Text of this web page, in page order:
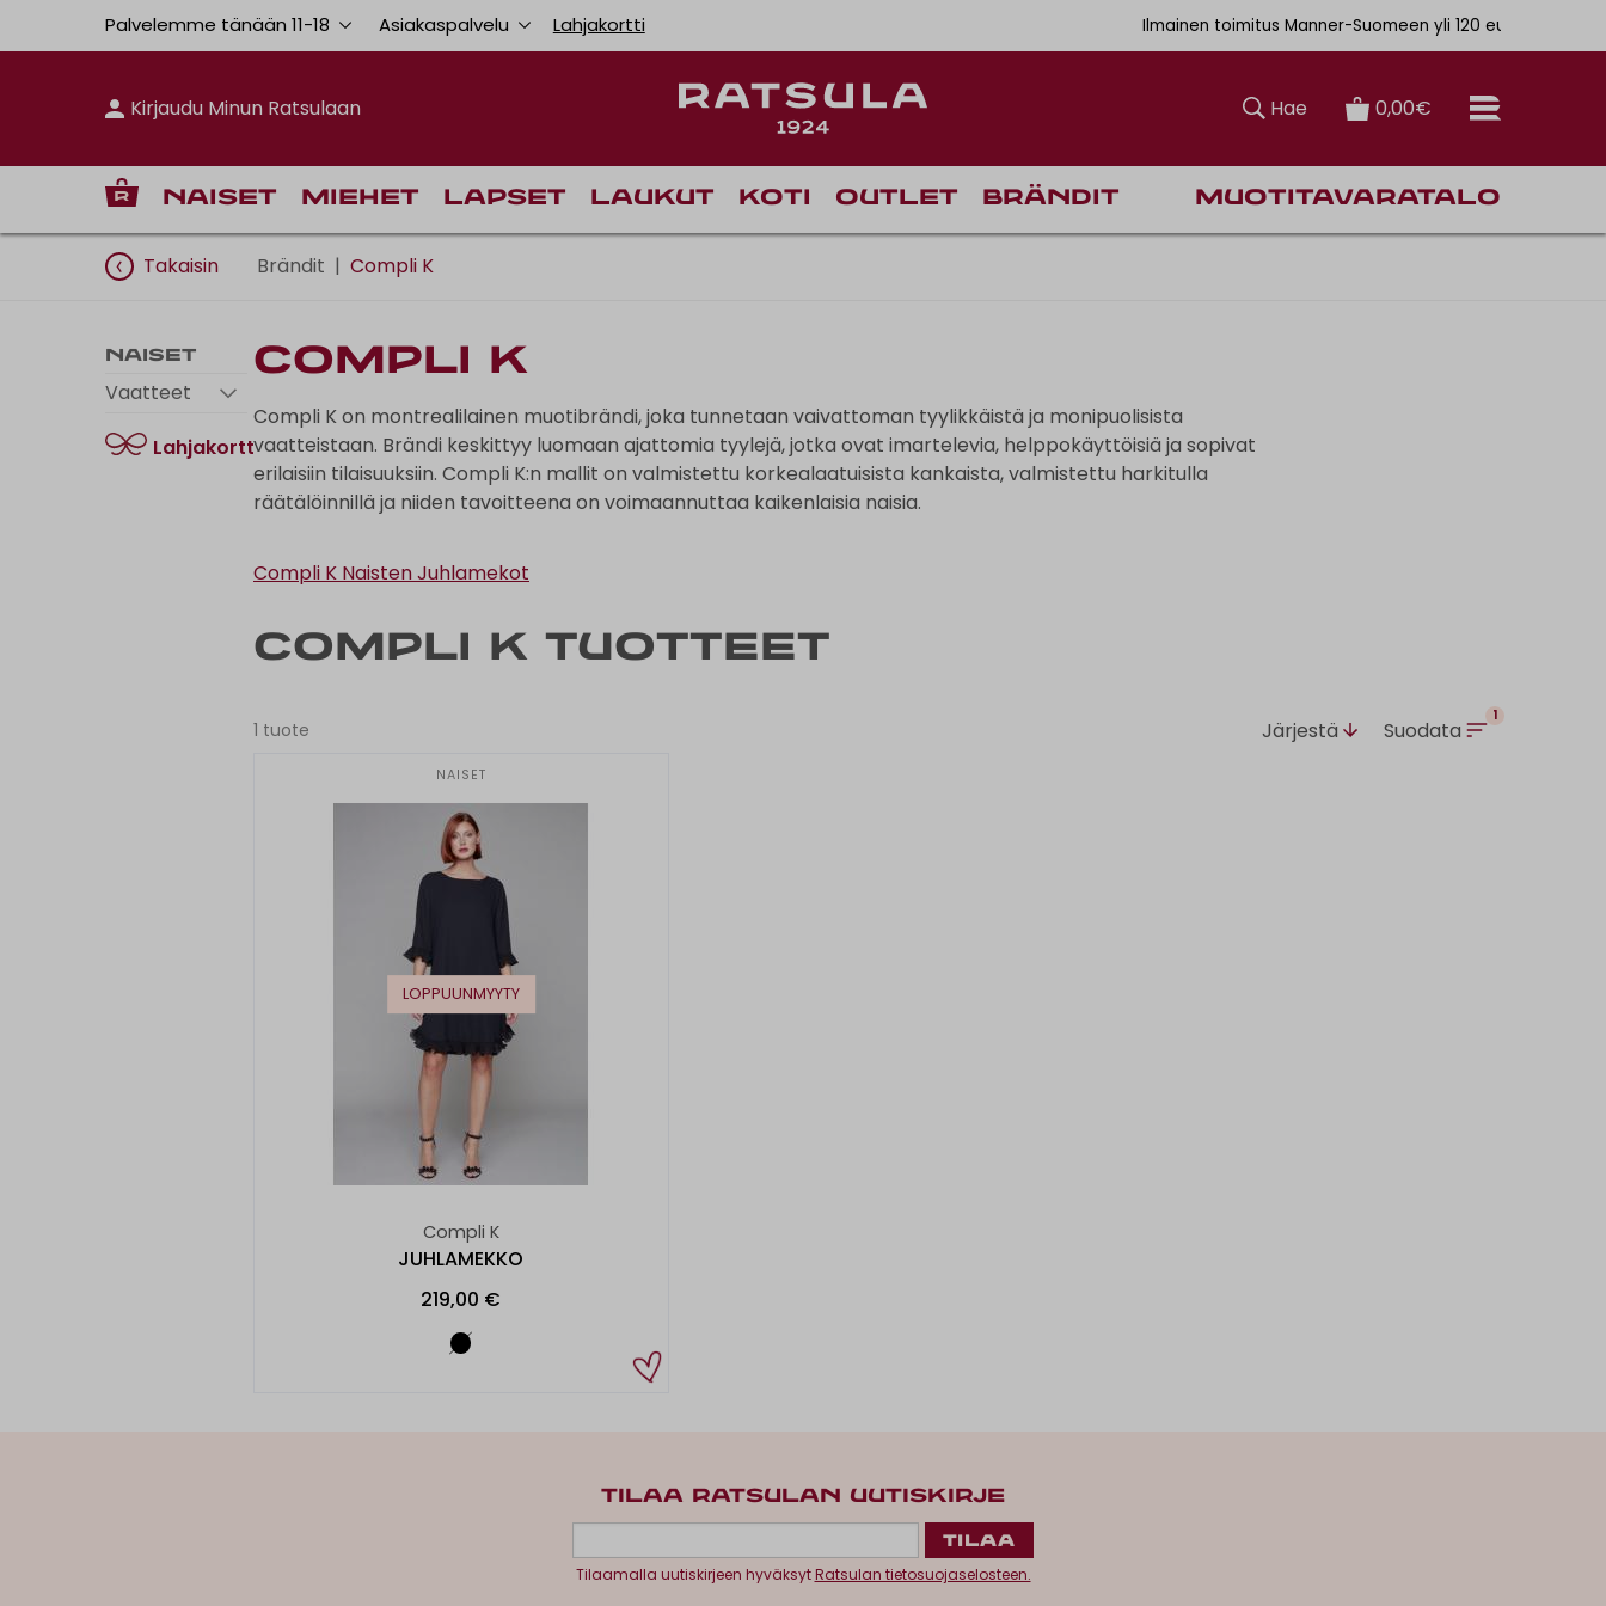
Palvelemme tänään 11-18 Asiakaspalvelu Lahjakortti Ilmainen toimitus Manner-Suomeen yli 120 euron tilauksiin
Kirjaudu Minun Ratsulaan Hae 0,00€
Naiset Miehet Lapset Laukut Koti Outlet Brändit Muotitavaratalo
Takaisin Brändit | Compli K
Naiset
Vaatteet
Lahjakortti
Compli K
Compli K on montrealilainen muotibrändi, joka tunnetaan vaivattoman tyylikkäistä ja monipuolisista
vaatteistaan. Brändi keskittyy luomaan ajattomia tyylejä, jotka ovat imartelevia, helppokäyttöisiä ja sopivat
erilaisiin tilaisuuksiin. Compli K:n mallit on valmistettu korkealaatuisista kankaista, valmistettu harkitulla
räätälöinnillä ja niiden tavoitteena on voimaannuttaa kaikenlaisia naisia.
Compli K Naisten Juhlamekot
Compli K tuotteet
1 tuote Järjestä Suodata
1
NAISET
LOPPUUNMYYTY
Compli K
JUHLAMEKKO
219,00 €
TILAA RATSULAN UUTISKIRJE
Tilaamalla uutiskirjeen hyväksytRatsulan tietosuojaselosteen.